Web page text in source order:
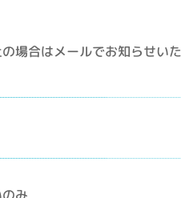
場合はメールでお知らせいた